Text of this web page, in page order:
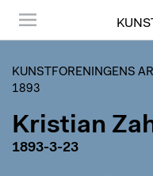
KUNSTFORENINGENS
1893
Kristian
1893-3-23